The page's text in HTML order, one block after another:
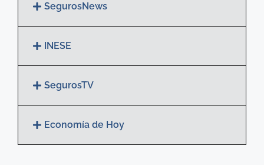
SegurosNews
INESE
SegurosTV
Economía de Hoy